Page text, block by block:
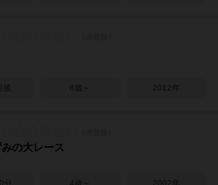
8歳～ 2012年
の大レース
分 4歳～ 2002年